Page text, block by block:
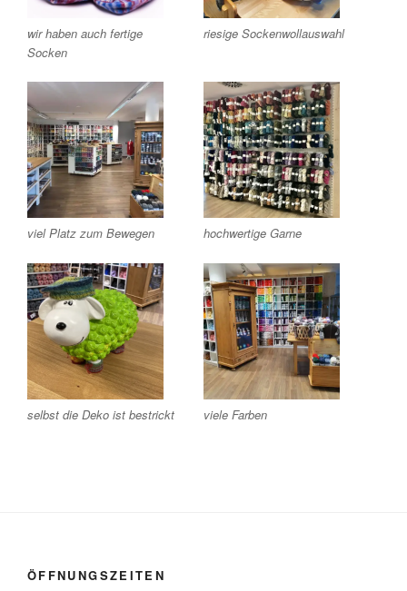
wir haben auch fertige
Socken
riesige Sockenwollauswahl
viel Platz zum Bewegen hochwertige Garne
selbst die Deko ist bestrickt viele Farben
ÖFFNUNGSZEITEN